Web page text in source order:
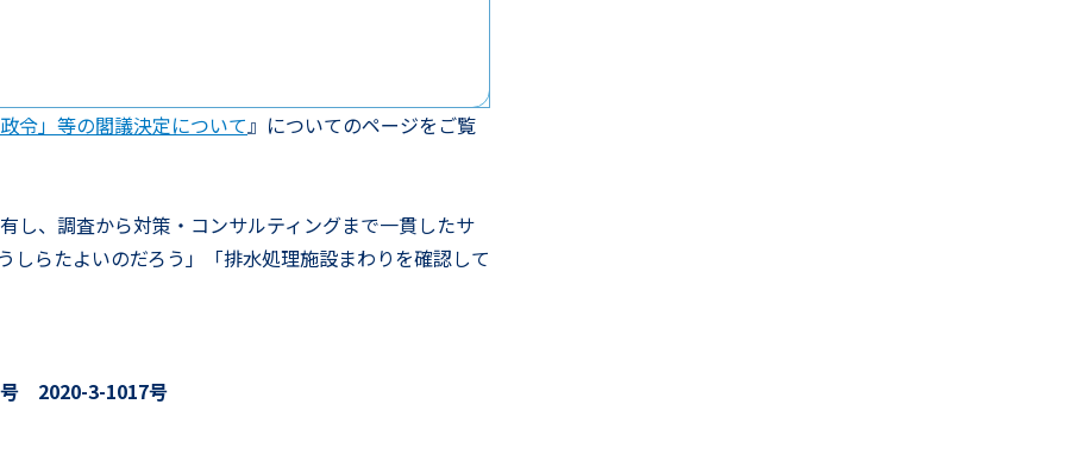
令」等の閣議決定について』についてのページをご覧
し、調査から対策・コンサルティングまで一貫したサ
らたよいのだろう」「排水処理施設まわりを確認して
号 2020-3-1017号